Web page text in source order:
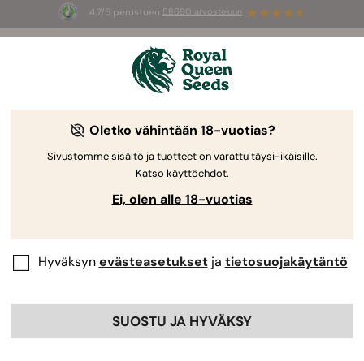
4.7/5 perustuen 58690 arvosteluun
3 White Widow Auto mag
Oletko vähintään 18-vuotias?
Sivustomme sisältö ja tuotteet on varattu täysi-ikäisille.
Katso käyttöehdot.
Ei, olen alle 18-vuotias
Hyväksynevästeasetuksetja tietosuojakäytäntö
SUOSTU JA HYVÄKSY